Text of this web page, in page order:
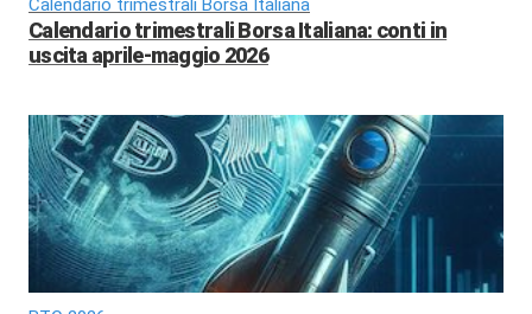
Calendario trimestrali Borsa Italiana
Calendario trimestrali Borsa Italiana: conti in
uscita aprile-maggio 2026